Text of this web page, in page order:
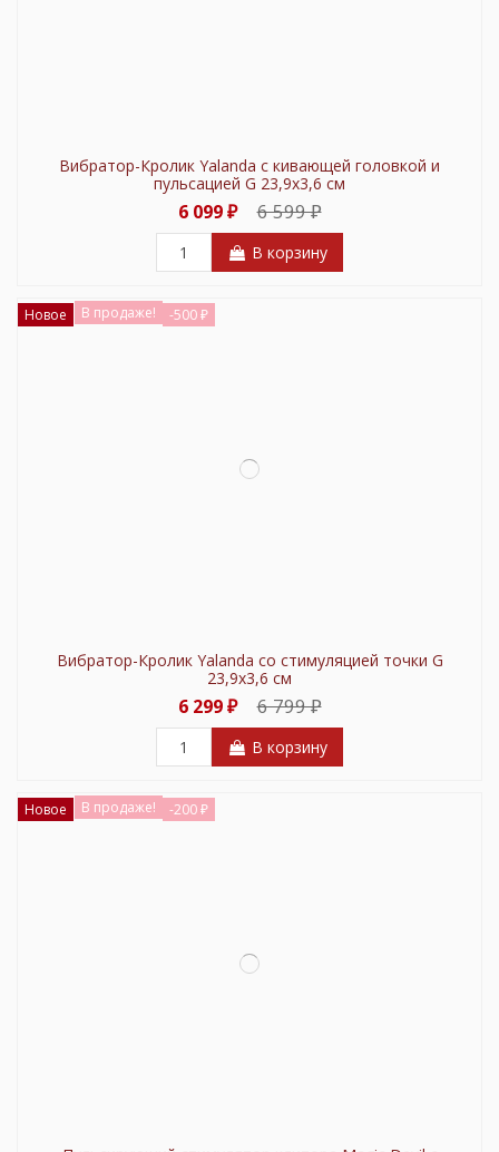
Вибратор-Кролик Yalanda с кивающей головкой и
пульсацией G 23,9х3,6 см
6 099 ₽ 6 599 ₽
В корзину
В продаже! -500 ₽
Новое
Вибратор-Кролик Yalanda со стимуляцией точки G
23,9х3,6 см
6 299 ₽ 6 799 ₽
В корзину
В продаже! -200 ₽
Новое